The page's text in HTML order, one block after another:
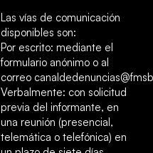
Las vías de comunicación
disponibles son:
Por escrito: mediante el
formulario anónimo o al
correo
Verbalmente: con solicitud
previa del informante, en
una reunión (presencial,
telemática o telefónica) en